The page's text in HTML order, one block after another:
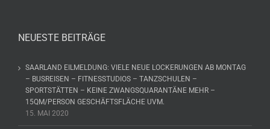
NEUESTE BEITRÄGE
SAARLAND EILMELDUNG: VIELE NEUE LOCKERUNGEN AB MONTAG
– BUSREISEN – FITNESSTUDIOS – TANZSCHULEN –
SPORTSTÄTTEN – KEINE ZWANGSQUARANTÄNE MEHR –
15QM/PERSON GESCHÄFTSFLÄCHE UVM.
15. MAI 2020